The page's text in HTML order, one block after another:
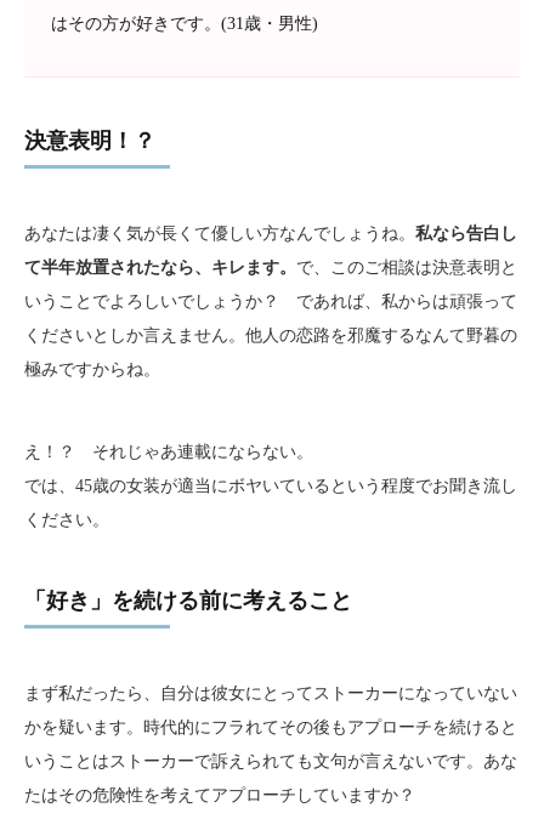
はその方が好きです。(31歳・男性)
決意表明！？
あなたは凄く気が長くて優しい方なんでしょうね。 私なら告白し
て半年放置されたなら、キレます。 で、このご相談は決意表明と
いうことでよろしいでしょうか？ であれば、私からは頑張って
くださいとしか言えません。他人の恋路を邪魔するなんて野暮の
極みですからね。
え！？ それじゃあ連載にならない。
では、45歳の女装が適当にボヤいているという程度でお聞き流し
ください。
「好き」を続ける前に考えること
まず私だったら、自分は彼女にとってストーカーになっていない
かを疑います。時代的にフラれてその後もアプローチを続けると
いうことはストーカーで訴えられても文句が言えないです。あな
たはその危険性を考えてアプローチしていますか？